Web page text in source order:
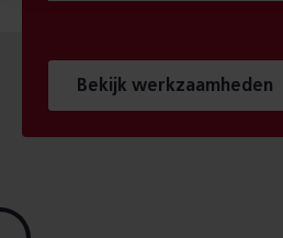
Bekijk werkzaamheden